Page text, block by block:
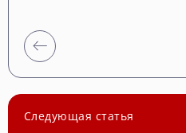
Следующая статья